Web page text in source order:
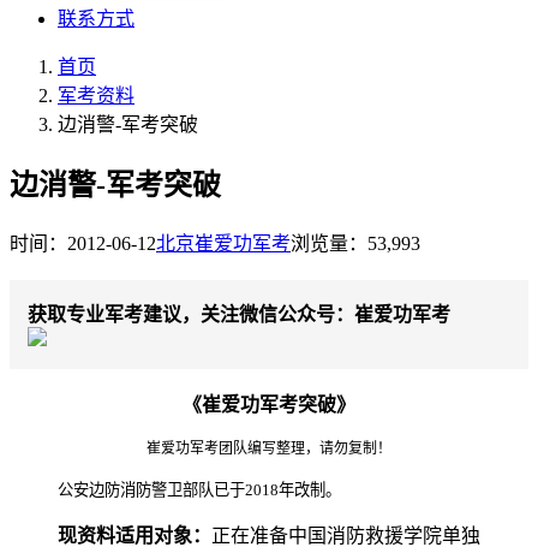
联系方式
首页
军考资料
边消警-军考突破
边消警-军考突破
时间：2012-06-12北京崔爱功军考浏览量：53,993
获取专业军考建议，关注微信公众号：崔爱功军考
《崔爱功军考突破》
崔爱功军考团队编写整理，请勿复制！
公安边防消防警卫部队已于2018年改制。
现资料适用对象： 正在准备中国消防救援学院单独